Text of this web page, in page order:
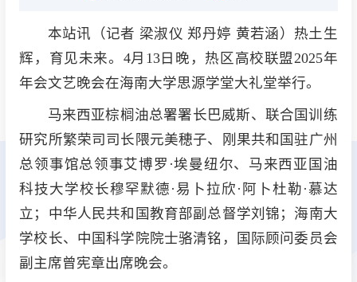
本站讯（记者 梁淑仪 郑丹婷 黄若涵）热土生
辉，育见未来。4月13日晚，热区高校联盟2025年
年会文艺晚会在海南大学思源学堂大礼堂举行。
马来西亚棕榈油总署署长巴威斯、联合国训练
研究所繁荣司司长隈元美穂子、刚果共和国驻广州
总领事馆总领事艾博罗·埃曼纽尔、马来西亚国油
科技大学校长穆罕默德·易卜拉欣·阿卜杜勒·慕达
立；中华人民共和国教育部副总督学刘锦；海南大
学校长、中国科学院院士骆清铭，国际顾问委员会
副主席曾宪章出席晚会。